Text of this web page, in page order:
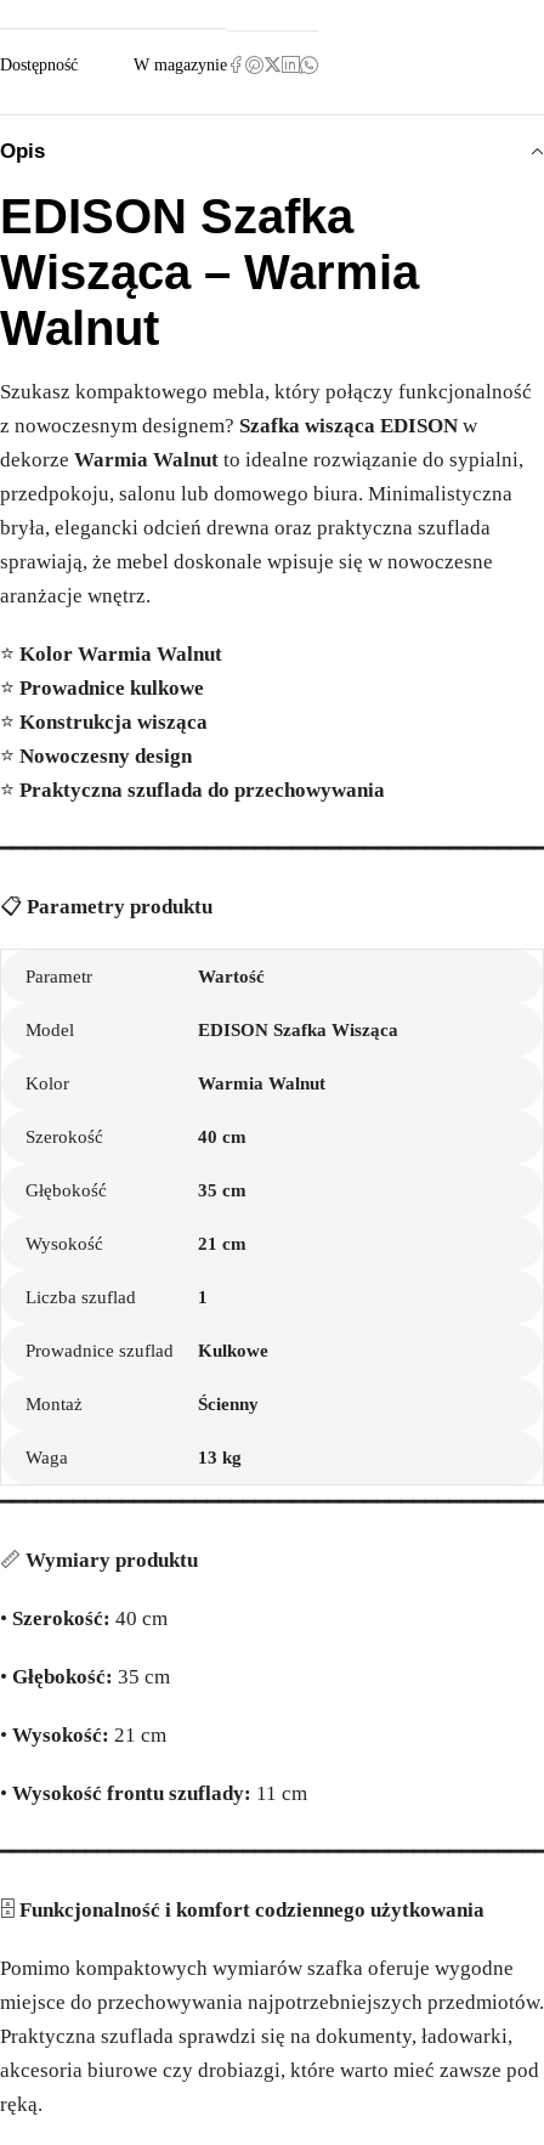
Dostępność W magazynie
Opis
EDISON Szafka
Wisząca – Warmia
Walnut
Szukasz kompaktowego mebla, który połączy funkcjonalność
z nowoczesnym designem? Szafka wisząca EDISON w
dekorze Warmia Walnut to idealne rozwiązanie do sypialni,
przedpokoju, salonu lub domowego biura. Minimalistyczna
bryła, elegancki odcień drewna oraz praktyczna szuflada
sprawiają, że mebel doskonale wpisuje się w nowoczesne
aranżacje wnętrz.
⭐ Kolor Warmia Walnut
⭐ Prowadnice kulkowe
⭐ Konstrukcja wisząca
⭐ Nowoczesny design
⭐ Praktyczna szuflada do przechowywania
📋 Parametry produktu
Parametr Wartość
Model EDISON Szafka Wisząca
Kolor Warmia Walnut
Szerokość 40 cm
Głębokość 35 cm
Wysokość 21 cm
Liczba szuflad 1
Prowadnice szuflad Kulkowe
Montaż Ścienny
Waga 13 kg
📏 Wymiary produktu
• Szerokość: 40 cm
• Głębokość: 35 cm
• Wysokość: 21 cm
• Wysokość frontu szuflady: 11 cm
🗄️ Funkcjonalność i komfort codziennego użytkowania
Pomimo kompaktowych wymiarów szafka oferuje wygodne
miejsce do przechowywania najpotrzebniejszych przedmiotów.
Praktyczna szuflada sprawdzi się na dokumenty, ładowarki,
akcesoria biurowe czy drobiazgi, które warto mieć zawsze pod
ręką.